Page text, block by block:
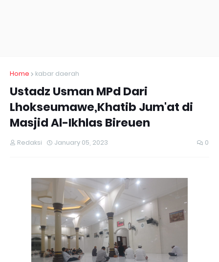
Home kabar daerah
Ustadz Usman MPd Dari
Lhokseumawe,Khatib Jum'at di
Masjid Al-Ikhlas Bireuen
Redaksi January 05, 2023 0